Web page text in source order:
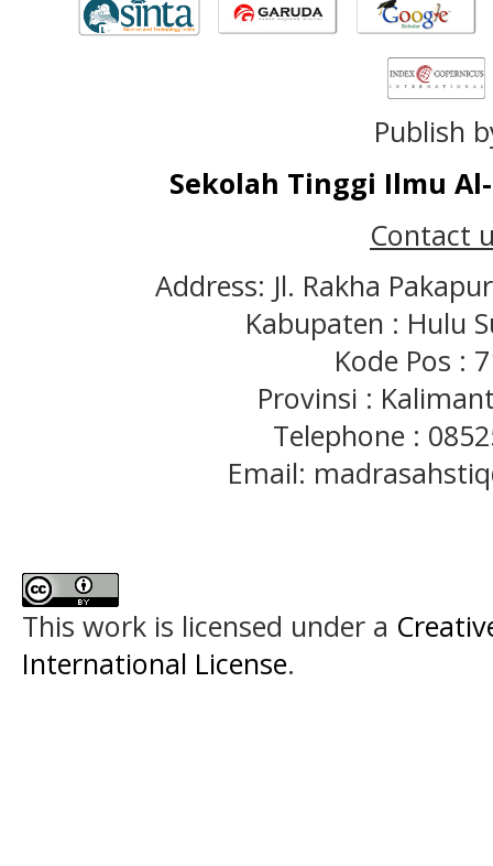
Publish
Sekolah Tinggi Ilmu
Contact
Address: Jl. Rakha
Kabupaten : Hulu
Kode Pos :
Provinsi :
Telephone :
Email:
This work is licensed under a
International License.